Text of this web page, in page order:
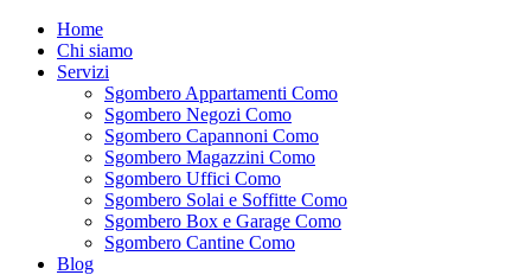
Home
Chi siamo
Servizi
Sgombero Appartamenti Como
Sgombero Negozi Como
Sgombero Capannoni Como
Sgombero Magazzini Como
Sgombero Uffici Como
Sgombero Solai e Soffitte Como
Sgombero Box e Garage Como
Sgombero Cantine Como
Blog